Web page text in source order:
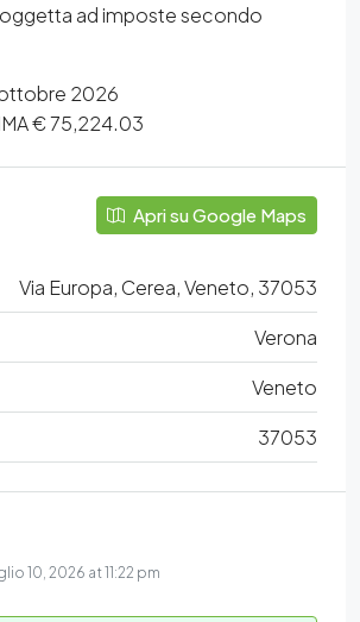
ad imposte secondo
ottobre 2026
€ 75,224.03
Apri su Google Maps
Via Europa, Cerea, Veneto, 37053
Verona
Veneto
37053
10, 2026 at 11:22 pm